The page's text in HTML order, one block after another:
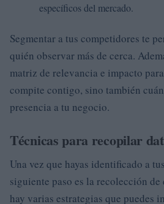
específicos del mercado.
Segmentar a tus competidores te
quién observar más de cerca.
matriz de relevancia e impacto
compite contigo, sino también
presencia a tu negocio.
Técnicas para recopilar
Una vez que hayas identificado a
siguiente paso es la recolección
hay varias estrategias que puedes